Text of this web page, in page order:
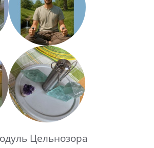
Цельнозора